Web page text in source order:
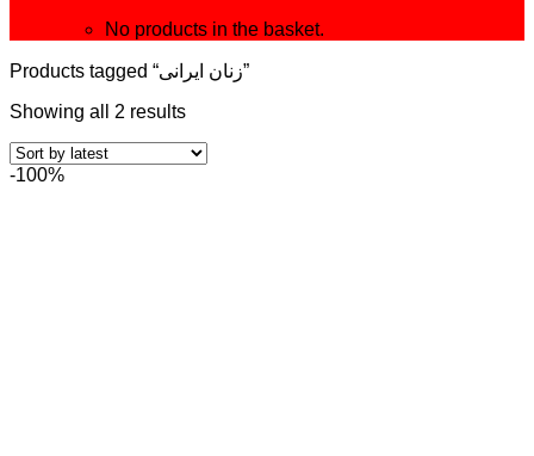
No products in the basket.
Products tagged “زنان ایرانی”
Showing all 2 results
-100%